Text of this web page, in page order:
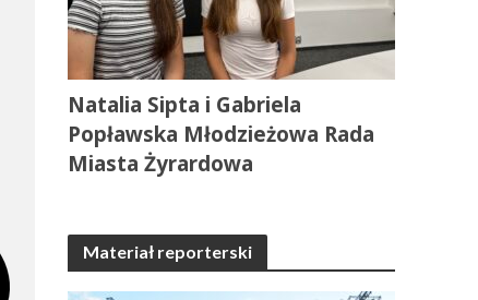
Natalia Sipta i Gabriela
Popławska Młodzieżowa Rada
Miasta Żyrardowa
Materiał reporterski